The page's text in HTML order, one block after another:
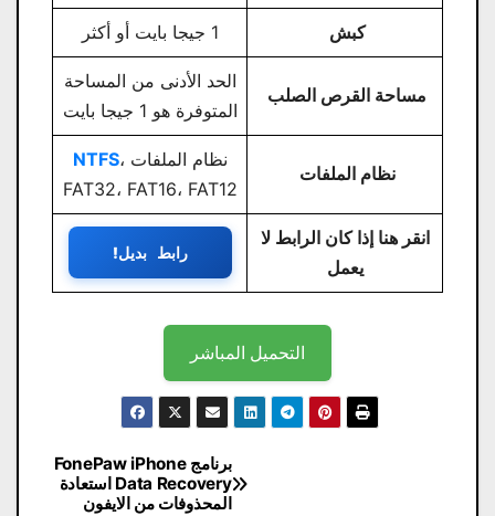
كبش 1 جيجا بايت أو أكثر
مساحة القرص الصلب
الحد الأدنى من المساحة
المتوفرة هو 1 جيجا بايت
نظام الملفات
نظام الملفات NTFS،
FAT32، FAT16، FAT12
انقر هنا إذا كان الرابط لا
يعمل
رابط بديل!
التحميل المباشر
برنامج FonePaw iPhone
Data Recovery استعادة
المحذوفات من الايفون